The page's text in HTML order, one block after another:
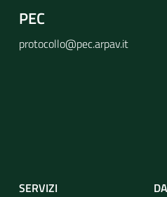
PEC
protocollo@pec.arpav.it
SERVIZI